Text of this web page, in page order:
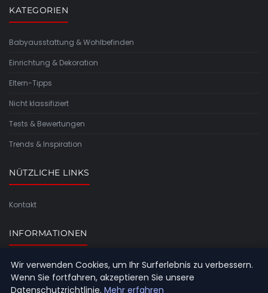
KATEGORIEN
Babyausstattung & Wohlbefinden
Einrichtung & Dekoration
Eltern-Tipps
Nicht klassifiziert
Tests & Bewertungen
Trends & Inspiration
NÜTZLICHE LINKS
Kontakt
INFORMATIONEN
Seitenübersicht
Wir verwenden Cookies, um Ihr Surferlebnis zu verbessern.
Wenn Sie fortfahren, akzeptieren Sie unsere
Datenschutzrichtlinie. Mehr erfahren